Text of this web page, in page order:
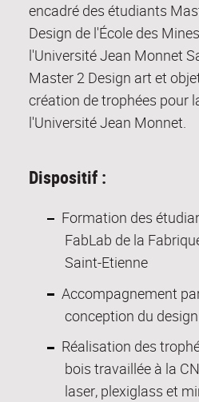
encadré des étudiants
Design de l'École des
l'Université Jean Monnet
Master 2 Design art et
création de trophées pour
l'Université Jean Monnet.
Dispositif :
Formation des
FabLab de la
Saint-Etienne
Accompagnement
conception du
Réalisation des
bois travaillée à la
laser, plexiglass et